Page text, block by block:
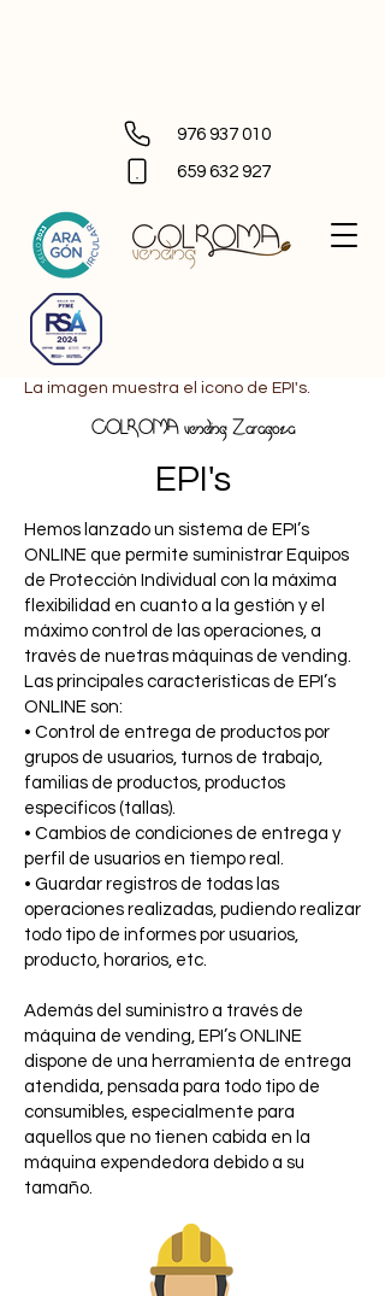
976 937 010
659 632 927
La imagen muestra el icono de EPI's.
COLROMA vending Zaragoza
EPI's
Hemos lanzado un sistema de EPI’s
ONLINE que permite suministrar Equipos
de Protección Individual con la máxima
flexibilidad en cuanto a la gestión y el
máximo control de las operaciones, a
través de nuetras máquinas de vending.
Las principales características de EPI’s
ONLINE son:
• Control de entrega de productos por
grupos de usuarios, turnos de trabajo,
familias de productos, productos
específicos (tallas).
• Cambios de condiciones de entrega y
perfil de usuarios en tiempo real.
• Guardar registros de todas las
operaciones realizadas, pudiendo realizar
todo tipo de informes por usuarios,
producto, horarios, etc.
Además del suministro a través de
máquina de vending, EPI’s ONLINE
dispone de una herramienta de entrega
atendida, pensada para todo tipo de
consumibles, especialmente para
aquellos que no tienen cabida en la
máquina expendedora debido a su
tamaño.